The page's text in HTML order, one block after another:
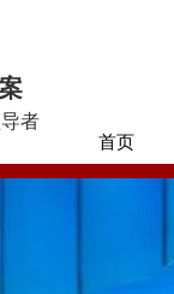
者
首页